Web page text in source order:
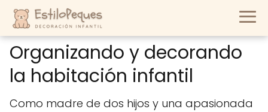
Organizando y decorando
la habitación infantil
Como madre de dos hijos y una apasionada